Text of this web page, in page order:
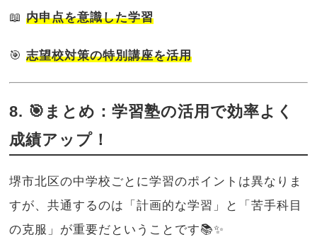
📖内申点を意識した学習
🎯志望校対策の特別講座を活用
8. 🎯まとめ：学習塾の活用で効率よく
成績アップ！
堺市北区の中学校ごとに学習のポイントは異なりま
すが、共通するのは「計画的な学習」と「苦手科目
の克服」が重要だということです📚✨